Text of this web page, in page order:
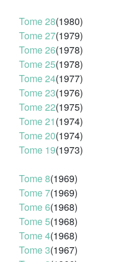
Tome 28(1980)
Tome 27(1979)
Tome 26(1978)
Tome 25(1978)
Tome 24(1977)
Tome 23(1976)
Tome 22(1975)
Tome 21(1974)
Tome 20(1974)
Tome 19(1973)
Tome 8(1969)
Tome 7(1969)
Tome 6(1968)
Tome 5(1968)
Tome 4(1968)
Tome 3(1967)